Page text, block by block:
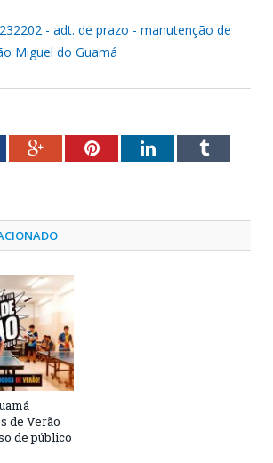
- adt. de prazo - manutenção de
Miguel do Guamá
Google+PinterestLinkedInTumblr
de Verão
de público